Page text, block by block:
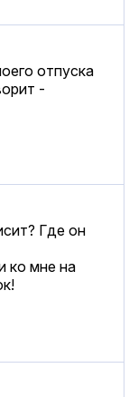
отпуска
-
Где он
ко мне на